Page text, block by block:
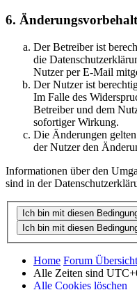
6. Änderungsvorbehalt
Der Betreiber ist
die
Nutzer per E-Mail
Der Nutzer ist
Im Falle des
Betreiber und dem
sofortiger Wirkung.
Die Änderungen
der Nutzer den
Informationen über den
sind in der
Home Forum Übersicht
Alle Zeiten sind
Alle Cookies löschen